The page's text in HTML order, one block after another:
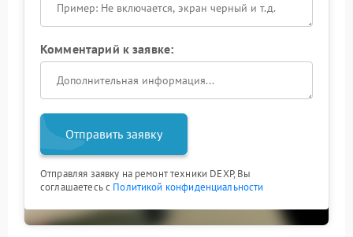
Комментарий к заявке:
Отправить заявку
Отправляя заявку на ремонт техники DEXP, Вы
соглашаетесь с Политикой конфиденциальности